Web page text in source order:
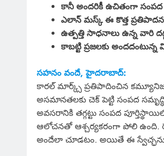
కానీ అందరికీ ఉచితంగా సంపద
ఎలాన్ మస్క్ ఈ కొత్త
ఉత్పత్తి సాధనాలు ఉన్న వారి
కాబట్టి ప్రజలకు అందదంటున్న
సహనం వందే, హైదరాబాద్:
కారల్ మార్క్స్ ప్రతిపాదించిన
అసమానతలకు చెక్ పెట్టి సంపద
అవసరానికి తగ్గట్టు సంపద
ఆలోచనతో ఆశ్చర్యకరంగా పోలి ఉంది.
అందేలా చూడటం. అయితే ఈ స్వేచ్ఛను